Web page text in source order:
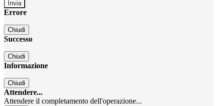
Errore
Chiudi
Successo
Chiudi
Informazione
Chiudi
Attendere...
Attendere il completamento dell'operazione...